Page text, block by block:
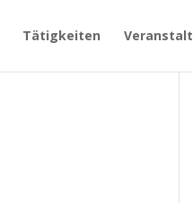
Tätigkeiten